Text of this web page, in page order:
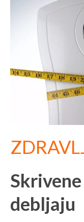
debljaju